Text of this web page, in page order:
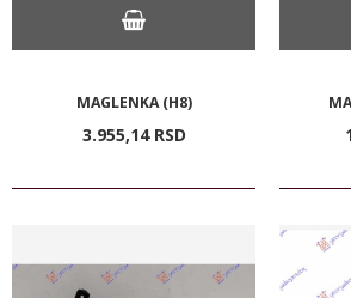
MAGLENKA (H8)
3.955,14 RSD